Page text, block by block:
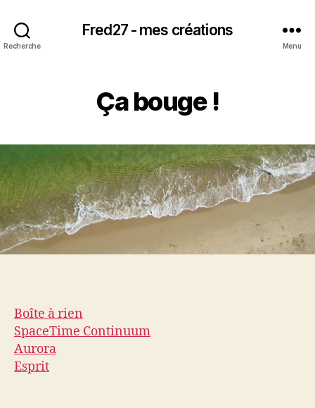
Recherche
Fred27 - mes créations
Menu
Ça bouge !
Boîte à rien
SpaceTime Continuum
Aurora
Esprit